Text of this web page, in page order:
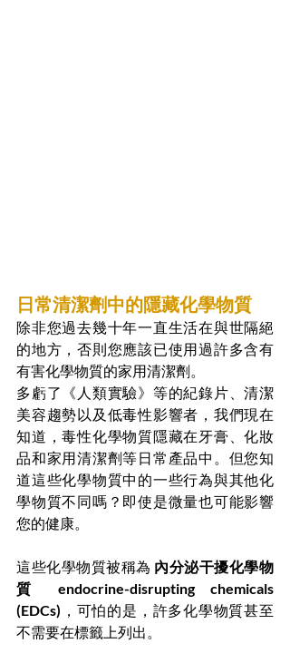
日常清潔劑中的隱藏化學物質
除非您過去幾十年一直生活在與世隔絕
的地方，否則您應該已使用過許多含有
有害化學物質的家用清潔劑。
多虧了《人類實驗》等的紀錄片、清潔
美容趨勢以及低毒性影響者，我們現在
知道，毒性化學物質隱藏在牙膏、化妝
品和家用清潔劑等日常產品中。但您知
道這些化學物質中的一些行為與其他化
學物質不同嗎？即使是微量也可能影響
您的健康。
這些化學物質被稱為 內分泌干擾化學物
質 endocrine-disrupting chemicals
(EDCs) ，可怕的是，許多化學物質甚至
不需要在標籤上列出。